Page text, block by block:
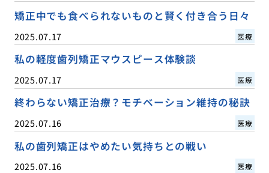
矯正中でも食べられないものと賢く付き合う日々
2025.07.17 医療
私の軽度歯列矯正マウスピース体験談
2025.07.17 医療
終わらない矯正治療？モチベーション維持の秘訣
2025.07.16 医療
私の歯列矯正はやめたい気持ちとの戦い
2025.07.16 医療